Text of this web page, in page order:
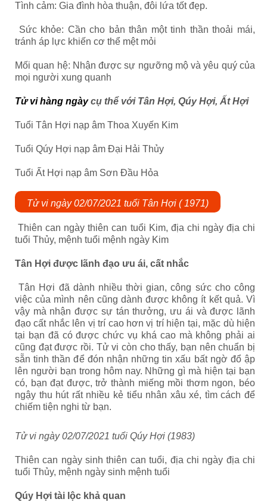
Tình cảm: Gia đình hòa thuận, đôi lứa tốt đẹp.
Sức khỏe: Cần cho bản thân một tinh thần thoải mái,
tránh áp lực khiến cơ thể mệt mỏi
Mối quan hệ: Nhận được sự ngưỡng mộ và yêu quý của
mọi người xung quanh
Tử vi hàng ngàycụ thể với Tân Hợi, Qúy Hợi, Ất Hợi
Tuổi Tân Hợi nạp âm Thoa Xuyến Kim
Tuổi Qúy Hợi nạp âm Đại Hải Thủy
Tuổi Ất Hợi nạp âm Sơn Đầu Hỏa
Tử vi ngày 02/07/2021 tuổi Tân Hợi ( 1971)
Thiên can ngày thiên can tuổi Kim, địa chi ngày địa chi
tuổi Thủy, mệnh tuổi mệnh ngày Kim
Tân Hợi được lãnh đạo ưu ái, cất nhắc
Tân Hợi đã dành nhiều thời gian, công sức cho công
việc của mình nên cũng dành được không ít kết quả. Vì
vậy mà nhận được sự tán thưởng, ưu ái và được lãnh
đạo cất nhắc lên vị trí cao hơn vị trí hiện tại, mặc dù hiện
tại bạn đã có được chức vụ khá cao mà không phải ai
cũng đạt được rồi. Tử vi còn cho thấy, bạn nên chuẩn bị
sẵn tinh thần để đón nhận những tin xấu bất ngờ đổ ập
lên người bạn trong hôm nay. Những gì mà hiện tại bạn
có, bạn đạt được, trở thành miếng mồi thơm ngon, béo
ngậy thu hút rất nhiều kẻ tiểu nhân xâu xé, tìm cách để
chiếm tiện nghi từ bạn.
Tử vi ngày 02/07/2021 tuổi Qúy Hợi (1983)
Thiên can ngày sinh thiên can tuổi, địa chi ngày địa chi
tuổi Thủy, mệnh ngày sinh mệnh tuổi
Qúy Hợi tài lộc khả quan